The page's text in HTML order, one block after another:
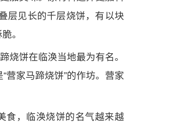
层见长的千层烧饼，有以块
。
烧饼在临涣当地最为有名。
营家马蹄烧饼”的作坊。营家
食，临涣烧饼的名气越来越